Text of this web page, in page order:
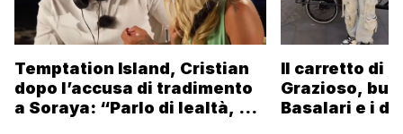
Temptation Island, Cristian
dopo l’accusa di tradimento
a Soraya: “Parlo di lealtà, ma
Il carretto di
Grazioso,
Basalari e i